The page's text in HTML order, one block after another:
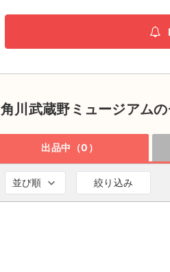
角川武蔵野ミュージアムの
出品中（0）
並び順 絞り込み